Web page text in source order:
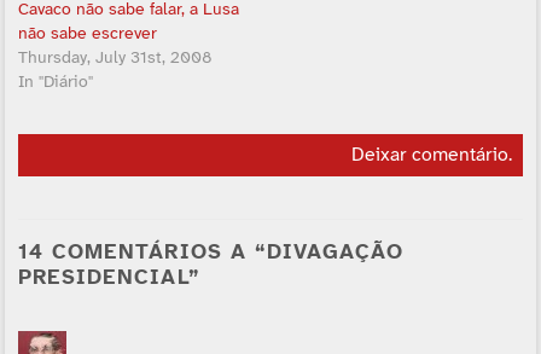
Cavaco não sabe falar, a Lusa
não sabe escrever
Thursday, July 31st, 2008
In "Diário"
Deixar comentário.
14 COMENTÁRIOS A “DIVAGAÇÃO
PRESIDENCIAL”